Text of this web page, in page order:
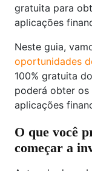
gratuita para
aplicações
Neste guia,
oportunidades
100% gratuita
poderá obter os
aplicações
O que você
começar a